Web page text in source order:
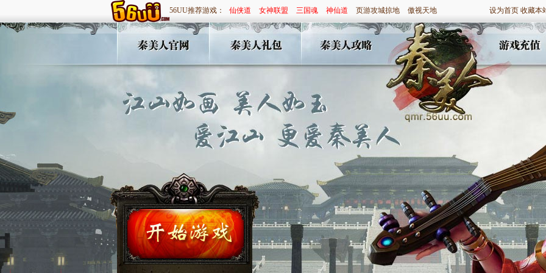
56UU推荐游戏： 仙侠道 女神联盟 三国魂 神仙道 页游攻城掠地 傲视天地 设为首页 收藏本